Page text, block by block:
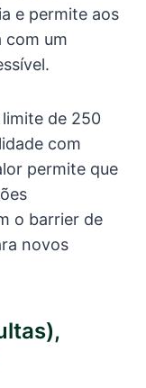
e permite aos
com um
de 250
com
permite que
o barrier de
novos